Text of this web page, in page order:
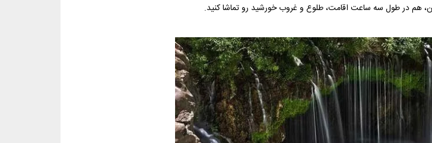
هم در طول سه ساعت اقامت، طلوع و غروب خورشید رو تماشا کنید.